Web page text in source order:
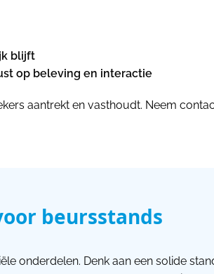
blijft
op beleving en interactie
aantrekt en vasthoudt. Neem
beursstands
onderdelen. Denk aan een solide